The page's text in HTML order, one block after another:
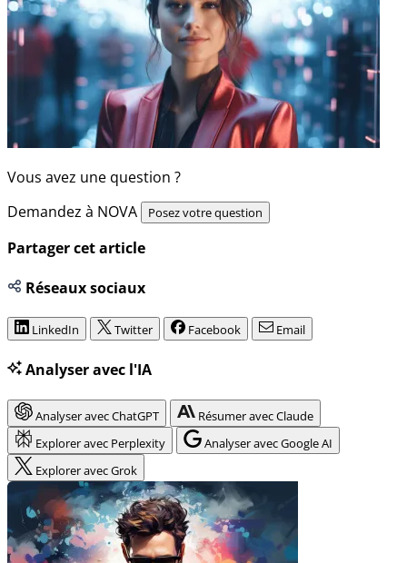
Vous avez une question ?
Demandez à NOVA
Posez votre question
Partager cet article
Réseaux sociaux
LinkedIn Twitter Facebook Email
Analyser avec l'IA
Analyser avec ChatGPT
Résumer avec Claude
Explorer avec Perplexity
Analyser avec Google AI
Explorer avec Grok